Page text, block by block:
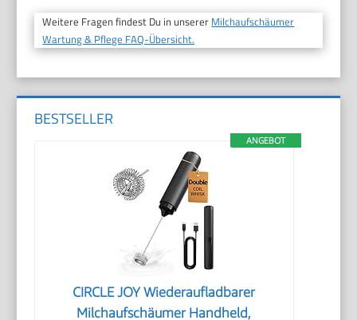
Weitere Fragen findest Du in unserer Milchaufschäumer
Wartung & Pflege FAQ-Übersicht.
BESTSELLER
ANGEBOT
CIRCLE JOY Wiederaufladbarer
Milchaufschäumer Handheld,